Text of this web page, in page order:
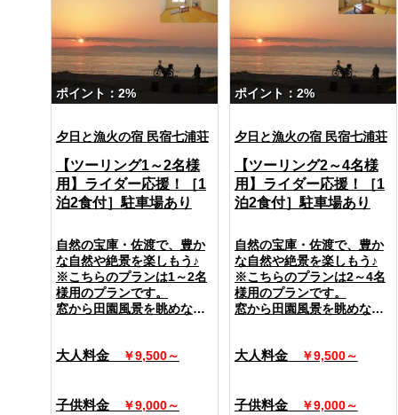
ポイント：2%
夕日と漁火の宿 民宿七浦荘
【ツーリング1～2名様
用】ライダー応援！［1
泊2食付］駐車場あり
自然の宝庫・佐渡で、豊か
な自然や絶景を楽しもう♪
※こちらのプランは1～2名
様用のプランです。
窓から田園風景を眺めなが
テレビ・冷暖房・金庫・お
大人料金 ￥9,500～
子供料金 ￥9,000～
ポイント：2%
夕日と漁火の宿 民宿七浦荘
【ツーリング2～4名様
用】ライダー応援！［1
泊2食付］駐車場あり
自然の宝庫・佐渡で、豊か
な自然や絶景を楽しもう♪
※こちらのプランは2～4名
様用のプランです。
窓から田園風景を眺めなが
テレビ・冷暖房・金庫・お
大人料金 ￥9,500～
子供料金 ￥9,000～